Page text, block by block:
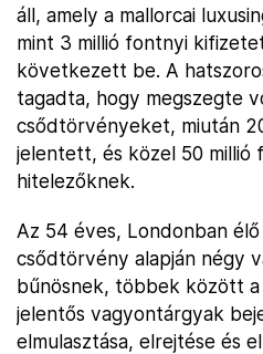
áll, amely a mallorcai
mint 3 millió fontnyi
következett be. A
tagadta, hogy megszegte
csődtörvényeket, miután
jelentett, és közel 50
hitelezőknek.
Az 54 éves, Londonban
csődtörvény alapján négy
bűnösnek, többek között
jelentős vagyontárgyak
elmulasztása, elrejtése és